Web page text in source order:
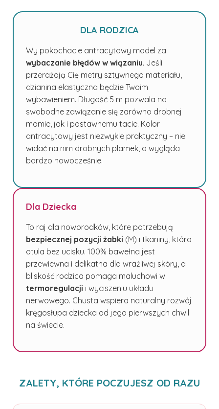
DLA RODZICA
Wy pokochacie antracytowy model za
wybaczanie błędów w wiązaniu. Jeśli
przerażają Cię metry sztywnego materiału,
dzianina elastyczna będzie Twoim
wybawieniem. Długość 5 m pozwala na
swobodne zawiązanie się zarówno drobnej
mamie, jak i postawnemu tacie. Kolor
antracytowy jest niezwykle praktyczny – nie
widać na nim drobnych plamek, a wygląda
bardzo nowocześnie.
Dla Dziecka
To raj dla noworodków, które potrzebują
bezpiecznej pozycji żabki (M) i tkaniny, która
otula bez ucisku. 100% bawełna jest
przewiewna i delikatna dla wrażliwej skóry, a
bliskość rodzica pomaga maluchowi w
termoregulacji i wyciszeniu układu
nerwowego. Chusta wspiera naturalny rozwój
kręgosłupa dziecka od jego pierwszych chwil
na świecie.
ZALETY, KTÓRE POCZUJESZ OD RAZU